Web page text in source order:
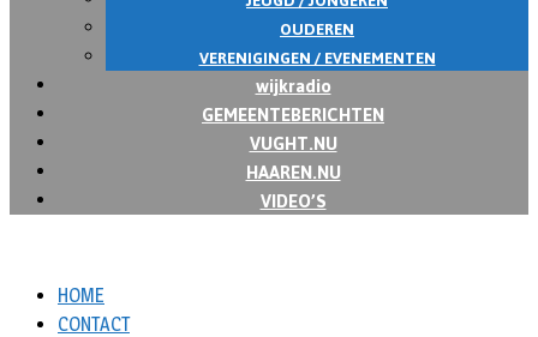
OUDEREN
VERENIGINGEN / EVENEMENTEN
wijkradio
GEMEENTEBERICHTEN
VUGHT.NU
HAAREN.NU
VIDEO’S
HOME
CONTACT